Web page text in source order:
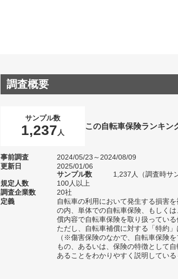
調査概要
サンプル数
1,237 人
この自転車保険ランキン
事前調査
2024/05/23～2024/08/09
更新日
2025/01/06
サンプル数
1,237人（調査時サ
規定人数
100人以上
調査企業数
20社
定義
自転車の利用において発生する損害
の内、単体での自転車保険、もしく
償内容で自転車保険を取り扱ってい
ただし、自転車補償に対する「特約
（※傷害保険のなかで、自転車保険
もの、あるいは、保険の特徴として
あることをわかりやすく説明している